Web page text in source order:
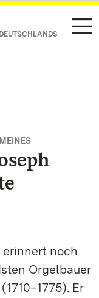
erinnert noch
Orgelbauer
Er